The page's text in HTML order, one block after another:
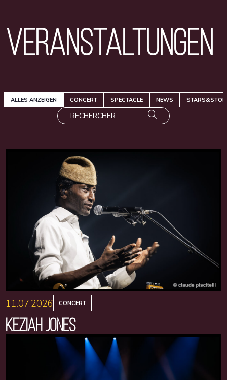
Veranstaltungen
ALLES ANZEIGEN CONCERT SPECTACLE NEWS
11.07.2026 CONCERT
KEZIAH JONES